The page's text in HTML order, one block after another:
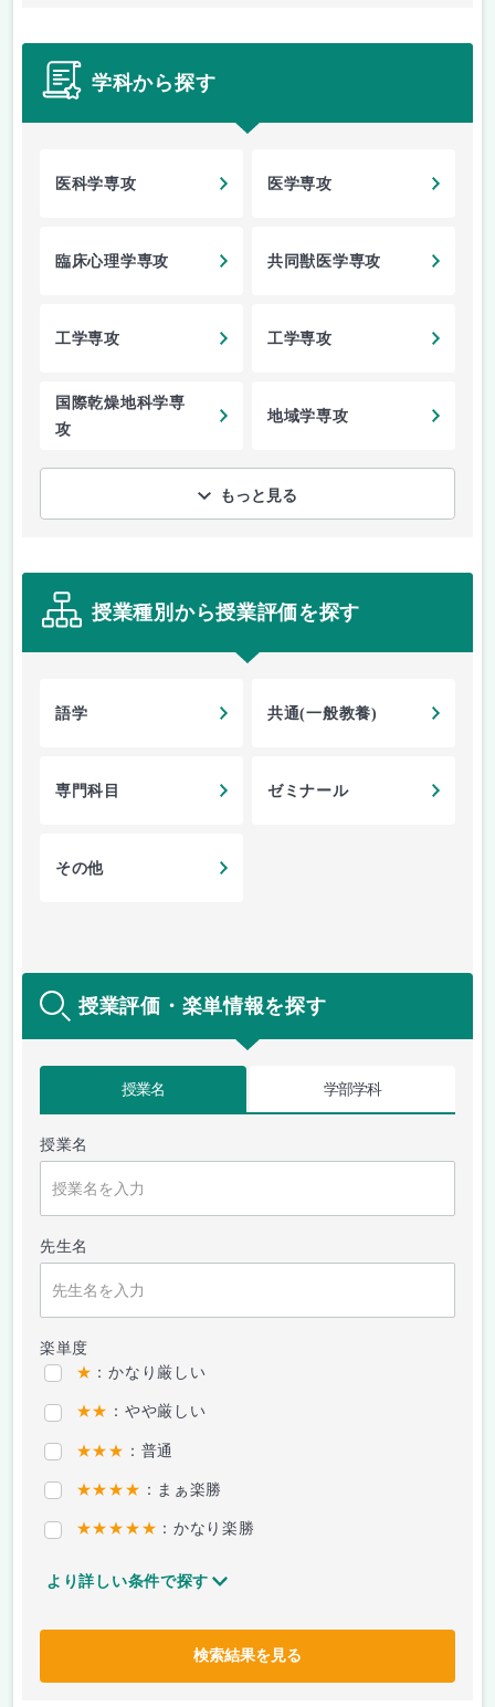
学科から探す
医科学専攻 医学専攻
臨床心理学専攻 共同獣医学専攻
工学専攻 工学専攻
国際乾燥地科学専
攻
地域学専攻
もっと見る
授業種別から授業評価を探す
語学 共通(一般教養)
専門科目 ゼミナール
その他
授業評価・楽単情報を探す
授業名 学部学科
授業名
先生名
楽単度
★ ：かなり厳しい
★★ ：やや厳しい
★★★ ：普通
★★★★ ：まぁ楽勝
★★★★★ ：かなり楽勝
より詳しい条件で探す
検索結果を見る